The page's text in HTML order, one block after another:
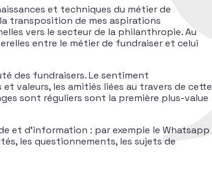
et techniques du métier de
transposition de mes aspirations
vers le secteur de la philanthropie. Au
entre le métier de fundraiser et celui
des fundraisers. Le sentiment
valeurs, les amitiés liées au travers de cette
sont réguliers sont la première plus-value
et d’information : par exemple le Whatsapp
les questionnements, les sujets de